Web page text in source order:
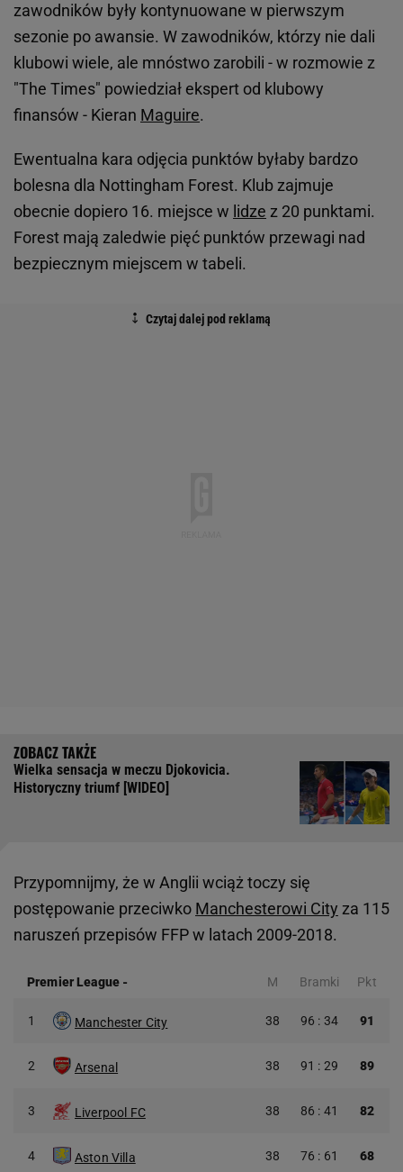
zawodników były kontynuowane w pierwszym
sezonie po awansie. W zawodników, którzy nie dali
klubowi wiele, ale mnóstwo zarobili - w rozmowie z
"The Times" powiedział ekspert od klubowy
finansów - Kieran Maguire.
Ewentualna kara odjęcia punktów byłaby bardzo
bolesna dla Nottingham Forest. Klub zajmuje
obecnie dopiero 16. miejsce w lidze z 20 punktami.
Forest mają zaledwie pięć punktów przewagi nad
bezpiecznym miejscem w tabeli.
Wielka sensacja w meczu Djokovicia.
Historyczny triumf [WIDEO]
Przypomnijmy, że w Anglii wciąż toczy się
postępowanie przeciwko Manchesterowi City za 115
naruszeń przepisów FFP w latach 2009-2018.
Premier League- M Bramki Pkt
1 Manchester City 38 96 : 34 91
2 Arsenal 38 91 : 29 89
3 Liverpool FC 38 86 : 41 82
4 Aston Villa 38 76 : 61 68